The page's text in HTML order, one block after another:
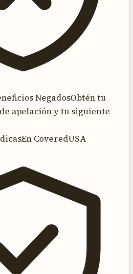
NegadosObtén tu
apelación y tu siguiente
En CoveredUSA